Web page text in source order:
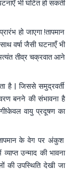
भी घटित हो सकती
हो जाएगा !तापमान
वर्षा जैसी घटनाएँ भी
तीव्र चक्रवात आने
है | जिससे समुद्रवर्ती
बनने की संभावना है
वायु प्रदूषण का
के वेग पर अंकुश
उन्माद की भावना
की उपस्थिति देखी जा